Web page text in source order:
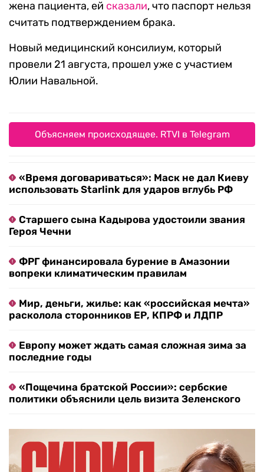
жена пациента, ей сказали, что паспорт нельзя
считать подтверждением брака.
Новый медицинский консилиум, который
провели 21 августа, прошел уже с участием
Юлии Навальной.
Объясняем происходящее. RTVI в Telegram
«Время договариваться»: Маск не дал Киеву
использовать Starlink для ударов вглубь РФ
Старшего сына Кадырова удостоили звания
Героя Чечни
ФРГ финансировала бурение в Амазонии
вопреки климатическим правилам
Мир, деньги, жилье: как «российская мечта»
расколола сторонников ЕР, КПРФ и ЛДПР
Европу может ждать самая сложная зима за
последние годы
«Пощечина братской России»: сербские
политики объяснили цель визита Зеленского